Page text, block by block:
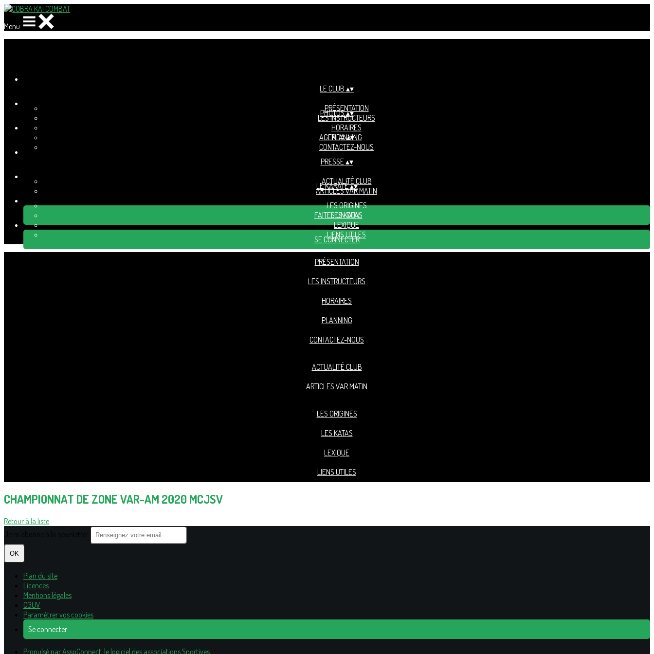
Menu
LE CLUB ▴▾
PRÉSENTATION
LES INSTRUCTEURS
HORAIRES
PLANNING
CONTACTEZ-NOUS
PHOTOS▴▾
AGENDA▴▾
PRESSE▴▾
ACTUALITÉ CLUB
ARTICLES VAR MATIN
LE KARATÉ▴▾
LES ORIGINES
LES KATAS
LEXIQUE
LIENS UTILES
FAITES UN DON
SE CONNECTER
PRÉSENTATION
LES INSTRUCTEURS
HORAIRES
PLANNING
CONTACTEZ-NOUS
ACTUALITÉ CLUB
ARTICLES VAR MATIN
LES ORIGINES
LES KATAS
LEXIQUE
LIENS UTILES
CHAMPIONNAT DE ZONE VAR-AM 2020 MCJSV
Retour à la liste
OK
Plan du site
Licences
Mentions légales
CGUV
Paramétrer vos cookies
Se connecter
Propulsé par AssoConnect, le logiciel des associations Sportives